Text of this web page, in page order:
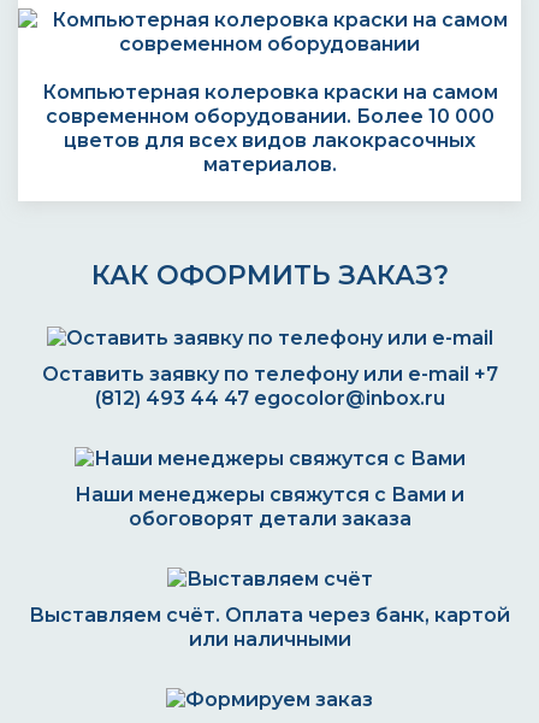
Компьютерная колеровка краски на самом
современном оборудовании. Более 10 000
цветов для всех видов лакокрасочных
материалов.
КАК ОФОРМИТЬ ЗАКАЗ?
Оставить заявку по телефону или e-mail +7
(812) 493 44 47 egocolor@inbox.ru
Наши менеджеры свяжутся с Вами и
обоговорят детали заказа
Выставляем счёт. Оплата через банк, картой
или наличными